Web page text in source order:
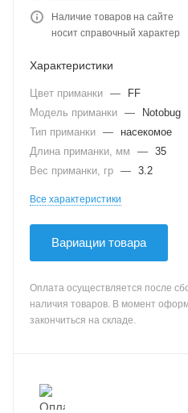
Наличие товаров на сайте
носит справочный характер
Характеристики
Цвет приманки —
FF
Модель приманки —
Notobug
Тип приманки —
насекомое
Длина приманки, мм
— 35
Вес приманки, гр — 3.2
Все характеристики
Вариации товара
Оплата осуществляется после
наличия товаров. В момент
закончиться на складе.